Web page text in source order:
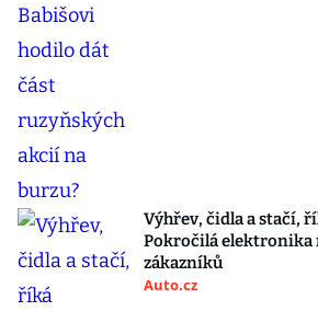
Výhřev, čidla a stačí,
Pokročilá
zákazníků
Auto.cz